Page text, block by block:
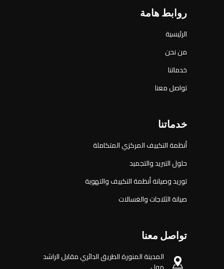
روابط هامة
الرئيسية
من نحن
خدماتنا
تواصل معنا
خدماتنا
أنظمة التكييف المركزي المتكاملة
حلول التبريد والتجميد
توريد وصيانة أنظمة التكييف والتهوية
صيانة الثلاجات والغسالات
تواصل معنا
المدينة المنورة الطريق الدائري مقابل الراشد